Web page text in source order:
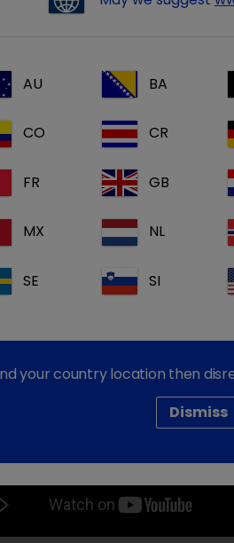
AU BA
CO CR
FR GB
MX NL
SE SI
your country location then
Dismiss